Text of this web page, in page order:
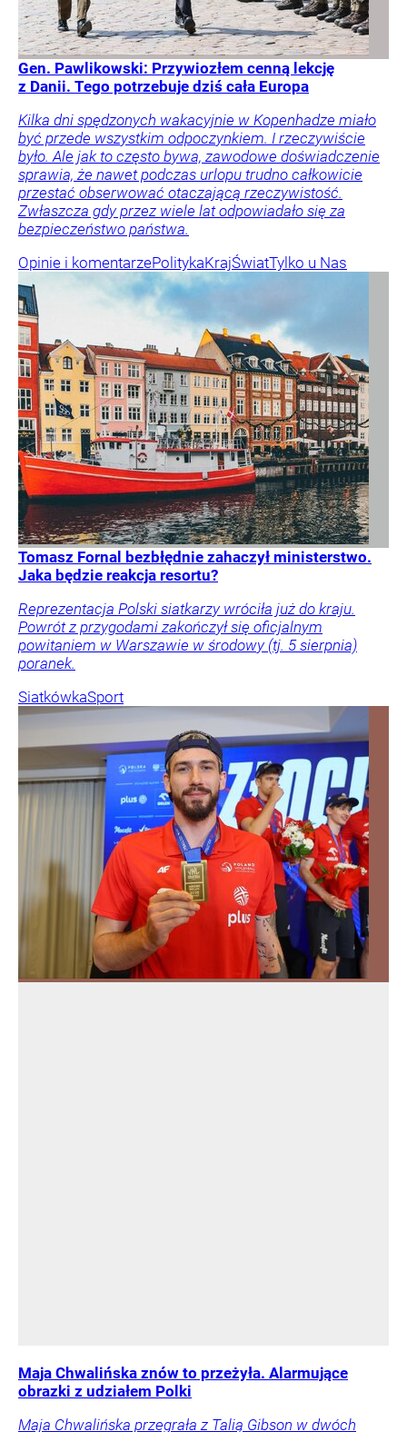
Gen. Pawlikowski: Przywiozłem cenną lekcję
z Danii. Tego potrzebuje dziś cała Europa
Kilka dni spędzonych wakacyjnie w Kopenhadze miało
być przede wszystkim odpoczynkiem. I rzeczywiście
było. Ale jak to często bywa, zawodowe doświadczenie
sprawia, że nawet podczas urlopu trudno całkowicie
przestać obserwować otaczającą rzeczywistość.
Zwłaszcza gdy przez wiele lat odpowiadało się za
bezpieczeństwo państwa.
Opinie i komentarzePolitykaKrajŚwiatTylko u Nas
Tomasz Fornal bezbłędnie zahaczył ministerstwo.
Jaka będzie reakcja resortu?
Reprezentacja Polski siatkarzy wróciła już do kraju.
Powrót z przygodami zakończył się oficjalnym
powitaniem w Warszawie w środowy (tj. 5 sierpnia)
poranek.
SiatkówkaSport
Maja Chwalińska znów to przeżyła. Alarmujące
obrazki z udziałem Polki
Maja Chwalińska przegrała z Talią Gibson w dwóch